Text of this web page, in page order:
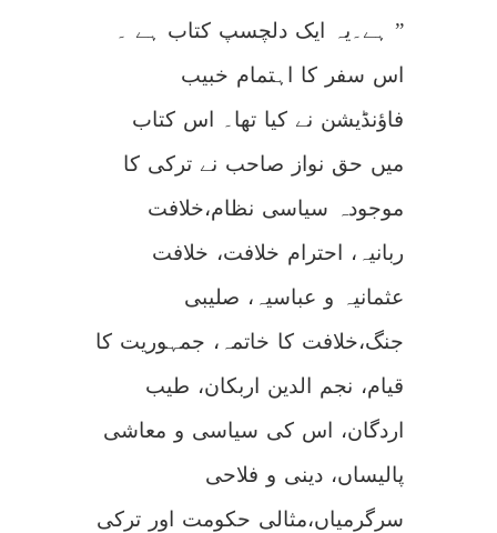
” ہے۔یہ ایک دلچسپ کتاب ہے ۔
اس سفر کا اہتمام خبیب
فاؤنڈیشن نے کیا تھا۔ اس کتاب
میں حق نواز صاحب نے ترکی کا
موجودہ سیاسی نظام،خلافت
ربانیہ، احترام خلافت، خلافت
عثمانیہ و عباسیہ، صلیبی
جنگ،خلافت کا خاتمہ، جمہوریت کا
قیام، نجم الدین اربکان، طیب
اردگان، اس کی سیاسی و معاشی
پالیساں، دینی و فلاحی
سرگرمیاں،مثالی حکومت اور ترکی